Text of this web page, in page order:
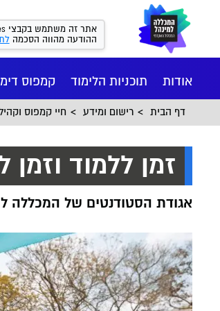
ההודעה מהווה הסכמה
אודות תוכניות הלימוד קמפוס
דף הבית רישום ומידע חיי קמפוס
זמן ללמוד וזמן
אגודת הסטודנטים של המכללה